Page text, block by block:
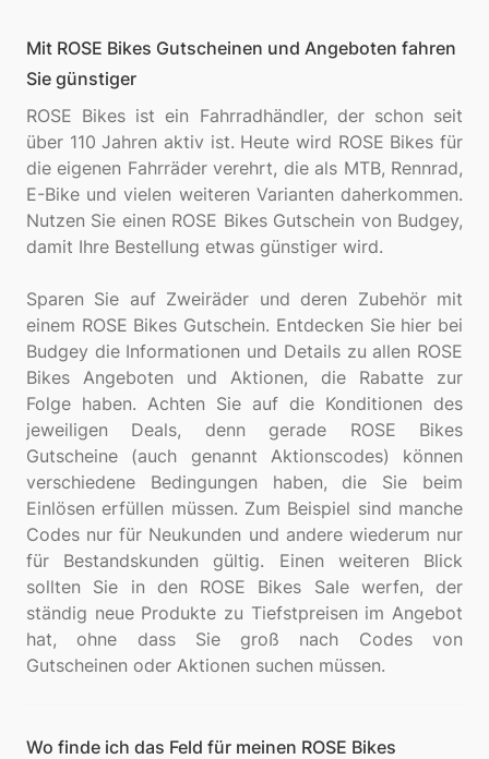
Mit ROSE Bikes Gutscheinen und Angeboten fahren
Sie günstiger
ROSE Bikes ist ein Fahrradhändler, der schon seit
über 110 Jahren aktiv ist. Heute wird ROSE Bikes für
die eigenen Fahrräder verehrt, die als MTB, Rennrad,
E-Bike und vielen weiteren Varianten daherkommen.
Nutzen Sie einen ROSE Bikes Gutschein von Budgey,
damit Ihre Bestellung etwas günstiger wird.
Sparen Sie auf Zweiräder und deren Zubehör mit
einem ROSE Bikes Gutschein. Entdecken Sie hier bei
Budgey die Informationen und Details zu allen ROSE
Bikes Angeboten und Aktionen, die Rabatte zur
Folge haben. Achten Sie auf die Konditionen des
jeweiligen Deals, denn gerade ROSE Bikes
Gutscheine (auch genannt Aktionscodes) können
verschiedene Bedingungen haben, die Sie beim
Einlösen erfüllen müssen. Zum Beispiel sind manche
Codes nur für Neukunden und andere wiederum nur
für Bestandskunden gültig. Einen weiteren Blick
sollten Sie in den ROSE Bikes Sale werfen, der
ständig neue Produkte zu Tiefstpreisen im Angebot
hat, ohne dass Sie groß nach Codes von
Wo finde ich das Feld für meinen ROSE Bikes